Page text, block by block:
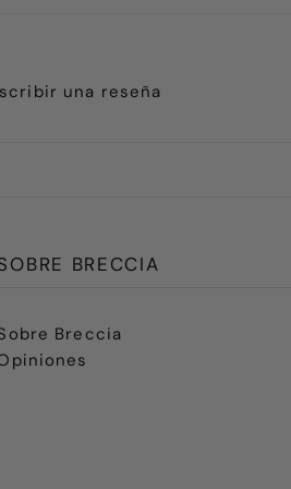
una reseña
BRECCIA
Breccia